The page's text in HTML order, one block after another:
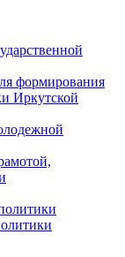
формирования
Иркутской